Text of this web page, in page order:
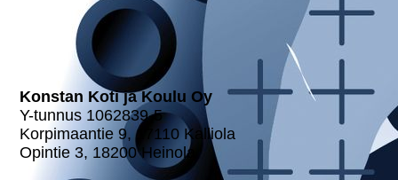
Konstan Koti ja Koulu Oy
Y-tunnus 1062839-5
Kor­pi­maan­tie 9, 17110 Kalliola
Opintie 3, 18200 Heinola